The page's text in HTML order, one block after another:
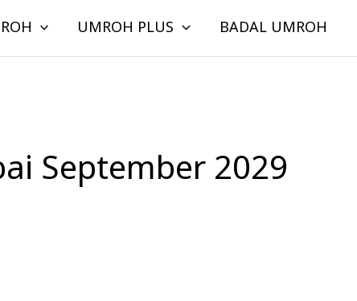
UMROH PLUS BADAL UMROH
September 2029